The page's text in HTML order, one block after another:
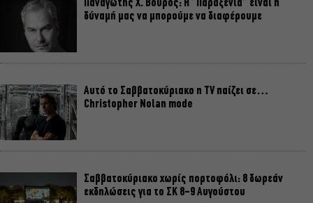
Παναγώτης Χ. Βούρος: Η “Παραξενιά” είναι η
δύναμή μας να μπορούμε να διαφέρουμε
Αυτό το Σαββατοκύριακο η TV παίζει σε…
Christopher Nolan mode
Σαββατοκύριακο χωρίς πορτοφόλι: 8 δωρεάν
εκδηλώσεις για το ΣΚ 8-9 Αυγούστου